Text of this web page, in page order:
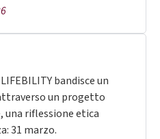
bandisce un
un progetto
riflessione etica
31 marzo.